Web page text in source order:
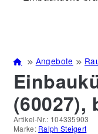
Angebote
(60027),
Artikel-Nr.: 104335903
Marke: Ralph Steigert